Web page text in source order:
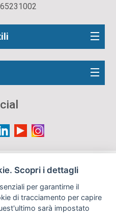
sono in parte reperite da
contrari al loro utilizzo
opportuno, provvederà a
all'indirizzo email:
Scopri i dettagli
per garantirne il
di tracciamento per capire
sarà impostato